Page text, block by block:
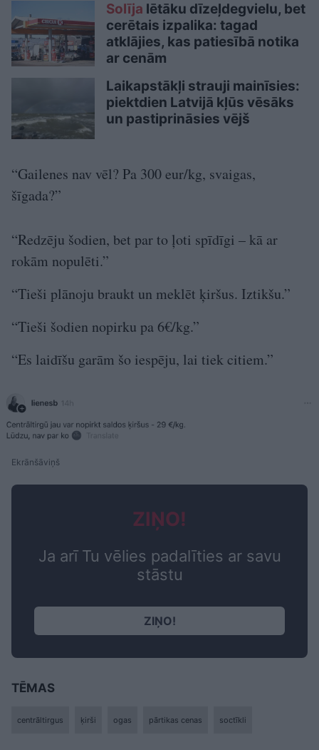
Solīja lētāku dīzeļdegvielu, bet
cerētais izpalika: tagad
atklājies, kas patiesībā notika
ar cenām
Laikapstākļi strauji mainīsies:
piektdien Latvijā kļūs vēsāks
un pastiprināsies vējš
“Gailenes nav vēl? Pa 300 eur/kg, svaigas,
šīgada?”
“Redzēju šodien, bet par to ļoti spīdīgi – kā ar
rokām nopulēti.”
“Tieši plānoju braukt un meklēt ķiršus. Iztikšu.”
“Tieši šodien nopirku pa 6€/kg.”
“Es laidīšu garām šo iespēju, lai tiek citiem.”
Ekrānšāviņš
ZIŅO!
Ja arī Tu vēlies padalīties ar savu
stāstu
ZIŅO!
TĒMAS
centrāltirgus ķirši ogas pārtikas cenas soctīkli